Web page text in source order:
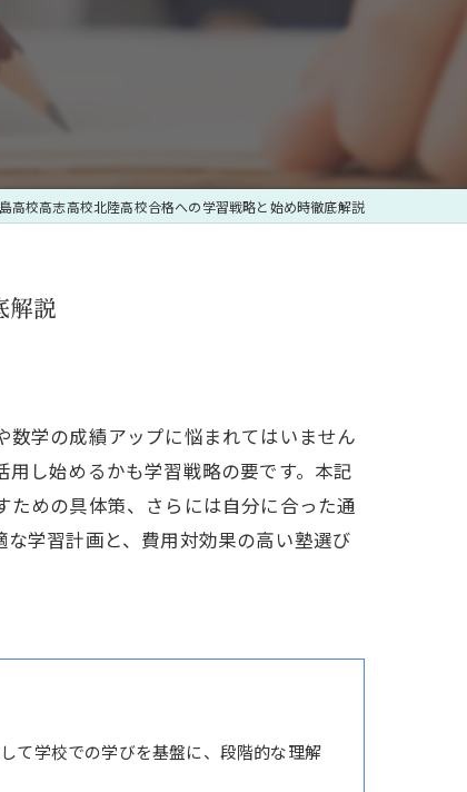
高校高志高校北陸高校合格への学習戦略と始め時徹底解説
解説
学の成績アップに悩まれてはいません
し始めるかも学習戦略の要です。本記
めの具体策、さらには自分に合った通
学習計画と、費用対効果の高い塾選び
て学校での学びを基盤に、段階的な理解